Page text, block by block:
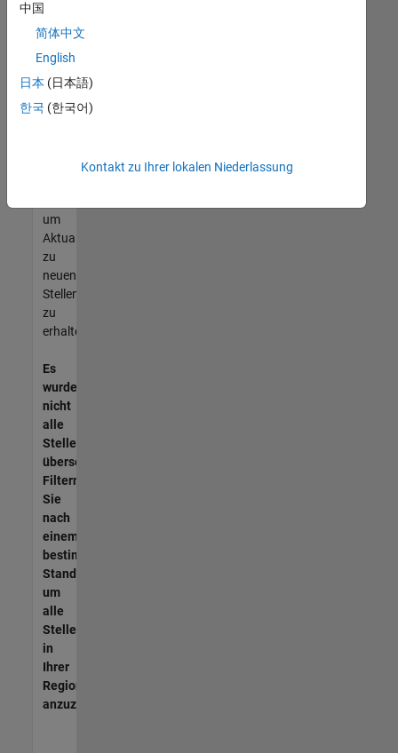
können,
die
Ihren
entsprechen,
werden
unseres
um
Aktualisierungen
zu
neuen
Stellenangeboten
zu
erhalten.
Es
wurden
nicht
alle
Stellen
übersetzt.
Filtern
Sie
nach
einem
bestimmten
Standort,
um
alle
Stellenangebote
in
Ihrer
Region
anzuzeigen.
中国
简体中文
English
日本 (日本語)
한국 (한국어)
Kontakt zu Ihrer lokalen Niederlassung